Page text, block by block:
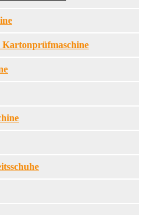
Kartonprüfmaschine